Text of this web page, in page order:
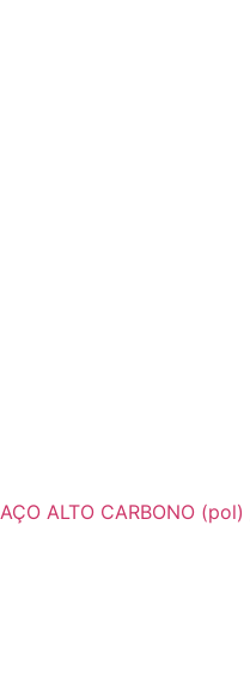
AÇO ALTO CARBONO (pol)